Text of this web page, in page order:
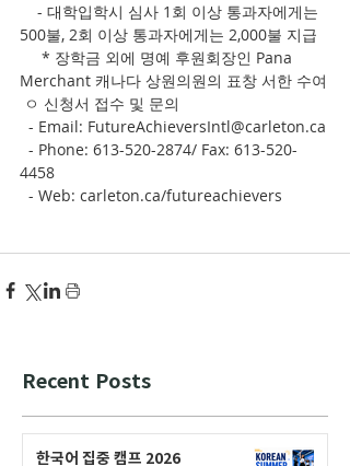
500불, 2회 이상 통과자에게는 2,000불 지급
Merchant 캐나다 상원의원의 표창 서한 수여
ㅇ 신청서 접수 및 문의
  - Email: FutureAchieversIntl@carleton.ca
4458
  - Web: carleton.ca/futureachievers
Recent Posts
한국어 집중 캠프 2026